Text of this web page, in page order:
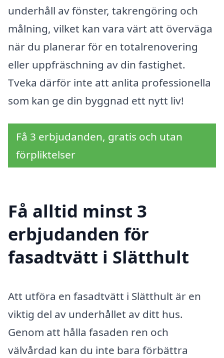
underhåll av fönster, takrengöring och
målning, vilket kan vara värt att överväga
när du planerar för en totalrenovering
eller uppfräschning av din fastighet.
Tveka därför inte att anlita professionella
som kan ge din byggnad ett nytt liv!
Få 3 erbjudanden, gratis och utan
förpliktelser
Få alltid minst 3
erbjudanden för
fasadtvätt i Slätthult
Att utföra en fasadtvätt i Slätthult är en
viktig del av underhållet av ditt hus.
Genom att hålla fasaden ren och
välvårdad kan du inte bara förbättra